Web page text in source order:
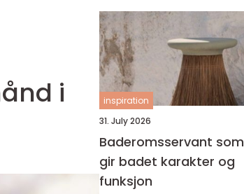
i
inspiration
31. July 2026
Baderomsservant som
gir badet karakter og
funksjon